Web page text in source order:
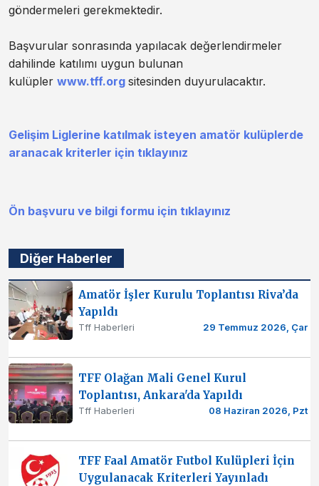
göndermeleri gerekmektedir.
Başvurular sonrasında yapılacak değerlendirmeler
dahilinde katılımı uygun bulunan
kulüpler www.tff.org sitesinden duyurulacaktır.
Gelişim Liglerine katılmak isteyen amatör kulüplerde
aranacak kriterler için tıklayınız
Ön başvuru ve bilgi formu için tıklayınız
Diğer Haberler
Amatör İşler Kurulu Toplantısı Riva’da
Yapıldı
Tff Haberleri 29 Temmuz 2026, Çar
TFF Olağan Mali Genel Kurul
Toplantısı, Ankara'da Yapıldı
Tff Haberleri 08 Haziran 2026, Pzt
TFF Faal Amatör Futbol Kulüpleri İçin
Uygulanacak Kriterleri Yayınladı